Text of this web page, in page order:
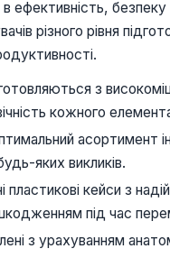
в ефективність,
різного рівня
з
кожного
асортимент
яких викликів.
пластикові кейси з
під час
з урахуванням